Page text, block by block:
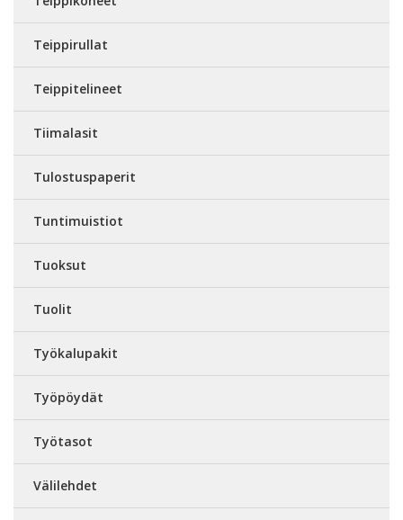
Teippirullat
Teippitelineet
Tiimalasit
Tulostuspaperit
Tuntimuistiot
Tuoksut
Tuolit
Työkalupakit
Työpöydät
Työtasot
Välilehdet